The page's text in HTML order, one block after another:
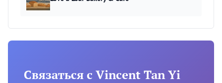
Связаться с Vincent Tan Yi